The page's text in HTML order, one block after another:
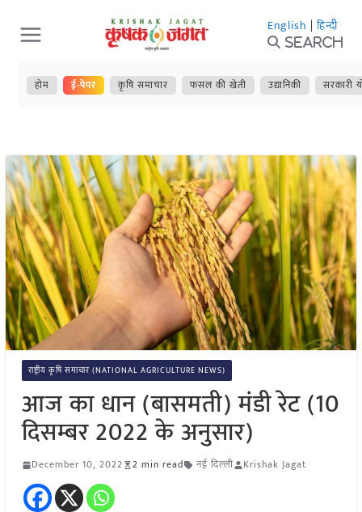
Skip
to
content
English | हिन्दी
Search
होम ई-पेपर कृषि समाचार फसल की खेती उद्यानिकी सरकारी
राष्ट्रीय कृषि समाचार (NATIONAL AGRICULTURE NEWS)
आज का धान (बासमती) मंडी रेट (10
दिसम्बर 2022 के अनुसार)
December 10, 2022 2 min read नई दिल्ली Krishak Jagat